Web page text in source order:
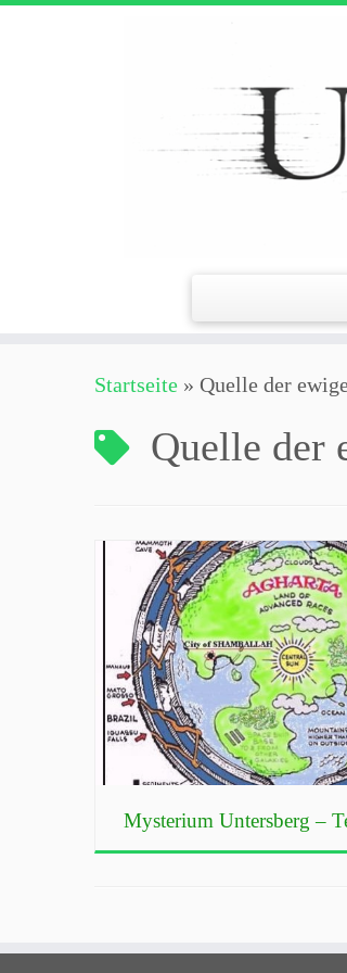
Zum
Startseite » Quelle der
Quelle der
Mysterium Untersberg –